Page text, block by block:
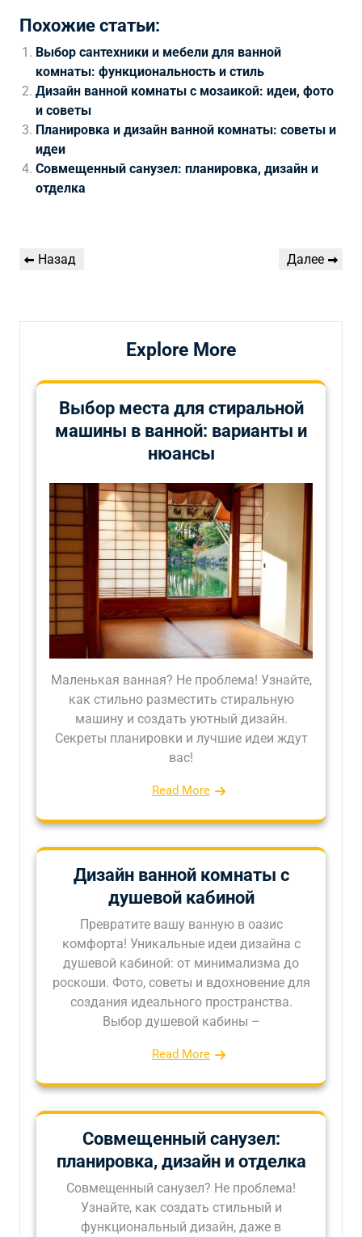
Похожие статьи:
Выбор сантехники и мебели для ванной
комнаты: функциональность и стиль
Дизайн ванной комнаты с мозаикой: идеи, фото
и советы
Планировка и дизайн ванной комнаты: советы и
идеи
Совмещенный санузел: планировка, дизайн и
отделка
Навигация
Предыдущая
Назад
Следующая
Далее
Explore More
Выбор места для стиральной
машины в ванной: варианты и
нюансы
Маленькая ванная? Не проблема! Узнайте,
как стильно разместить стиральную
машину и создать уютный дизайн.
Секреты планировки и лучшие идеи ждут
вас!
Read More
Дизайн ванной комнаты с
душевой кабиной
Превратите вашу ванную в оазис
комфорта! Уникальные идеи дизайна с
душевой кабиной: от минимализма до
роскоши. Фото, советы и вдохновение для
создания идеального пространства.
Выбор душевой кабины –
Read More
Совмещенный санузел:
планировка, дизайн и отделка
Совмещенный санузел? Не проблема!
Узнайте, как создать стильный и
функциональный дизайн, даже в